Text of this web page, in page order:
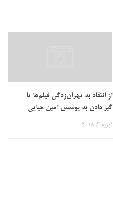
از انتقاد به تهران‌زدگی فیلم‌ها تا
گیر دادن به پوشش امین حیایی
فوریه 3, 2018